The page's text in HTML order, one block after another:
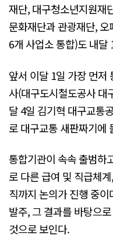
재단, 대구청소년지원재
문화재단과 관광재단,
6개 사업소 통합)도 내
앞서 이달 1일 가장 먼저
사(대구도시철도공사 대
달 4일 김기혁 대구교통
로 대구교통 새판짜기에
통합기관이 속속 출범하
로 다른 급여 및 직급체
직까지 논의가 진행 중
발주, 그 결과를 바탕으
것으로 보인다.